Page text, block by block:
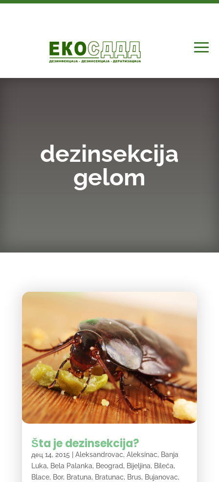
dezinsekcija
gelom
Šta je dezinsekcija?
дец 14, 2015 Aleksandrovac, Aleksinac, Banja
Luka, Bela Palanka, Beograd, Bijeljina, Bileća,
Blace, Bor, Bratuna, Bratunac, Brus, Bujanovac,